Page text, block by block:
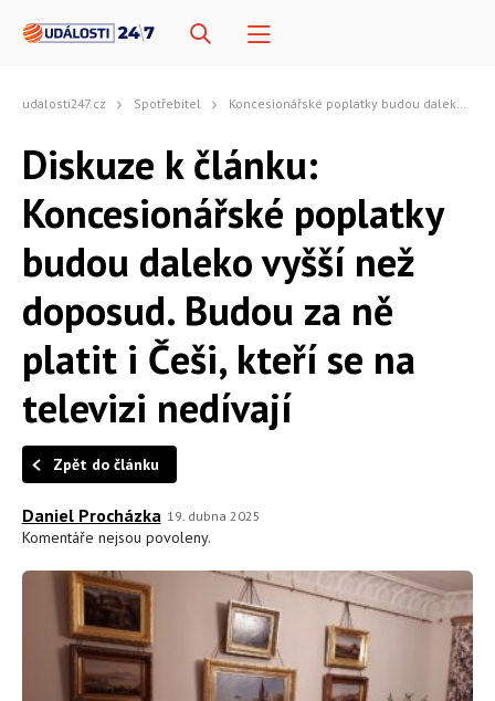
udalosti247.cz Spotřebitel Koncesionářské poplatky budou daleko vyšší než doposud. Budou za ně platit i Češi, kteří se na televizi nedívají
Diskuze k článku:
Koncesionářské poplatky
budou daleko vyšší než
doposud. Budou za ně
platit i Češi, kteří se na
televizi nedívají
Zpět do článku
Daniel Procházka 19. dubna 2025
Komentáře nejsou povoleny.